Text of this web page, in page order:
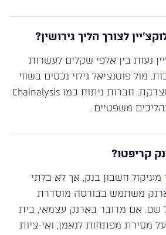
לצורך הליך גירושין?
נעות בין אלפי שקלים לעשרות
מול פוטנציאל גילוי נכסים בשווי
מיליונים, ההשקעה מוצדקת. חברות ניתוח כמו Chainalysis
משפטיים.
קריפטו?
מעיקול חשבון בנק, אך לא בלתי
משתמש בבורסה מוסדרת
שם. אם מדובר בארנק עצמאי, בית
מסירת מפתחות לנאמן, ואי-ציות